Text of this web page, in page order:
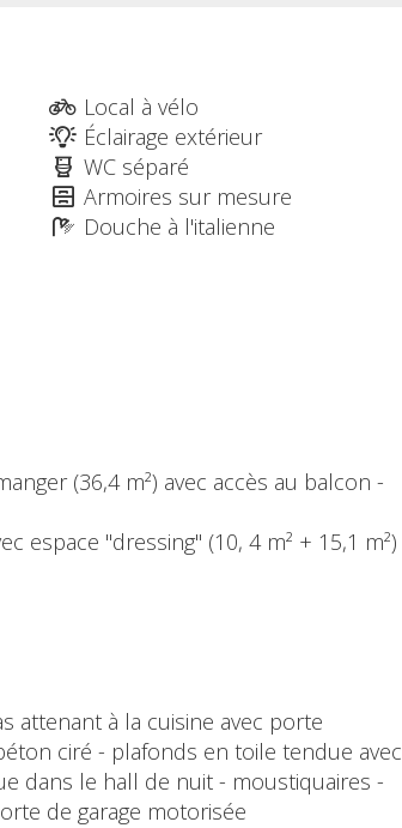
Local à vélo
Éclairage extérieur
WC séparé
Armoires sur mesure
Douche à l'italienne
(36,4 m²) avec accès au balcon -
espace "dressing" (10, 4 m² + 15,1 m²)
attenant à la cuisine avec porte
ciré - plafonds en toile tendue avec
dans le hall de nuit - moustiquaires -
de garage motorisée